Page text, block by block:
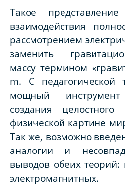
Такое представление
взаимодействия
рассмотрением
заменить
массу термином
m. С педагогической
мощный
создания
физической картине
Так же, возможно
аналогии и
выводов обеих теорий:
электромагнитных.